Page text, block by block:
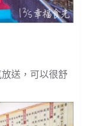
送，可以很舒